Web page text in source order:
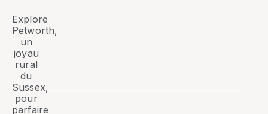
Explore
Petworth,
un
joyau
rural
du
Sussex,
pour
parfaire